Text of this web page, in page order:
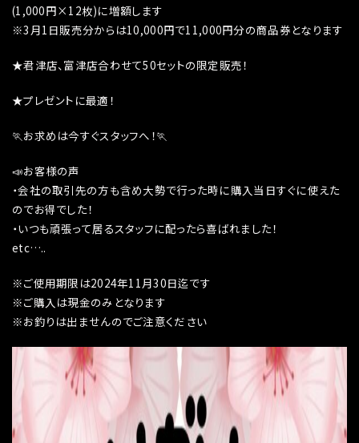
(1,000円×12枚)に増額します
※3月1日販売分からは10,000円で11,000円分の商品券となります
★君津店、富津店合わせて50セットの限定販売！
★プレゼントに最適！
🏃お求めは今すぐスタッフへ！🏃
📣お客様の声
・会社の取引先の方も含め大勢で行った時に購入当日すぐに使えた
のでお得でした！
・いつも頑張って居るスタッフに配ったら喜ばれました！
etc…..
※ご使用期限は2024年11月30日迄です
※ご購入は現金のみとなります
※お釣りは出ませんのでご注意ください